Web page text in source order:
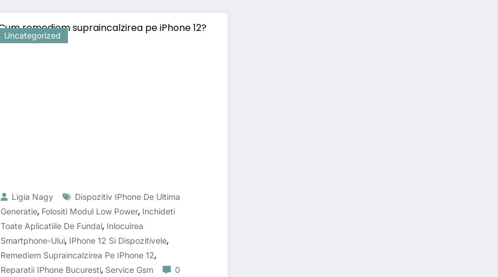
Uncategorized
Ligia Nagy
Dispozitiv IPhone De Ultima
Generatie, Folositi Modul Low Power, Inchideti
Toate Aplicatiile De Fundal, Inlocuirea
Smartphone-Ului, IPhone 12 Si Dispozitivele,
Remediem Supraincalzirea Pe IPhone 12,
Reparatii IPhone Bucuresti, Service Gsm
0